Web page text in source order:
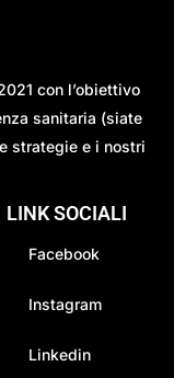
con l’obiettivo
sanitaria (siate
strategie e i nostri
LINK SOCIALI
Facebook
Instagram
Linkedin